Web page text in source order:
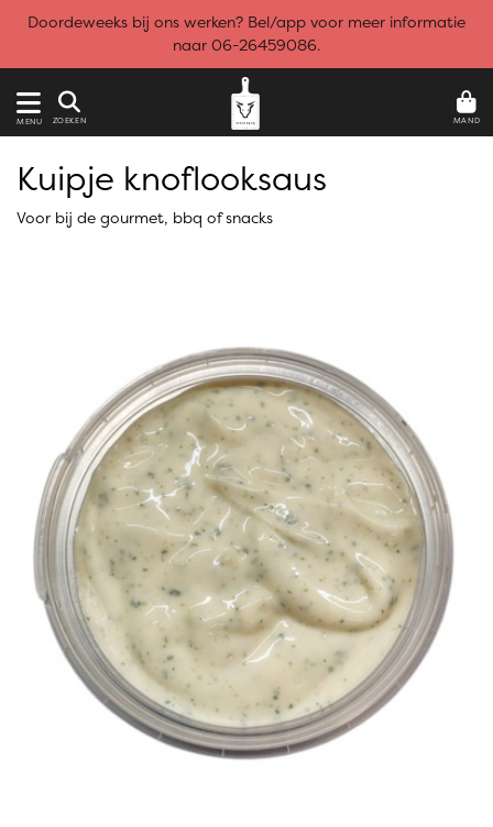
Doordeweeks bij ons werken? Bel/app voor meer informatie
naar 06-26459086.
MENU ZOEKEN MAND
Kuipje knoflooksaus
Voor bij de gourmet, bbq of snacks